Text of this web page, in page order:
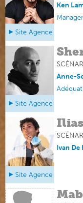
Ken
Site Agence
Anne-
Site Agence
Ilias
Ivan De
Site Agence